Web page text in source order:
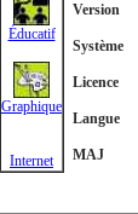
Éducatif
Graphique
Internet
Version
Système
Licence
Langue
MAJ